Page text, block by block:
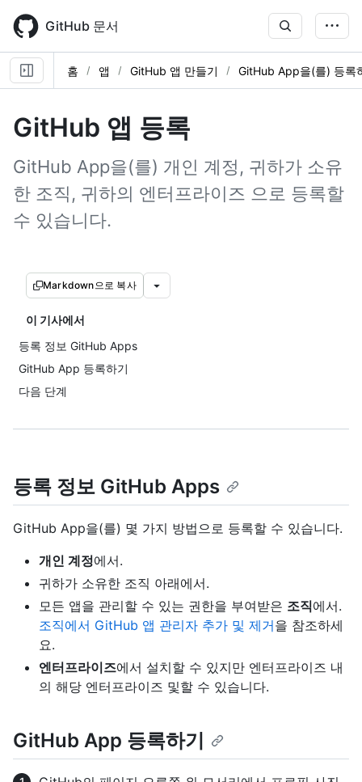
main
content
GitHub 문서
홈 앱 GitHub 앱 만들기 GitHub App을(를) 등록
GitHub 앱 등록
GitHub App을(를) 개인 계정, 귀하가 소유
한 조직, 귀하의 엔터프라이즈 으로 등록할
수 있습니다.
Markdown으로 복사
이 기사에서
등록 정보 GitHub Apps
GitHub App 등록하기
다음 단계
등록 정보 GitHub Apps
GitHub App을(를) 몇 가지 방법으로 등록할 수 있습니다.
개인 계정에서.
귀하가 소유한 조직 아래에서.
모든 앱을 관리할 수 있는 권한을 부여받은 조직에서.
조직에서 GitHub 앱 관리자 추가 및 제거을 참조하세
요.
엔터프라이즈에서 설치할 수 있지만 엔터프라이즈 내
의 해당 엔터프라이즈 및할 수 있습니다.
GitHub App 등록하기